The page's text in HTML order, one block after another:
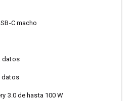
C macho
datos
datos
3.0 de hasta 100 W